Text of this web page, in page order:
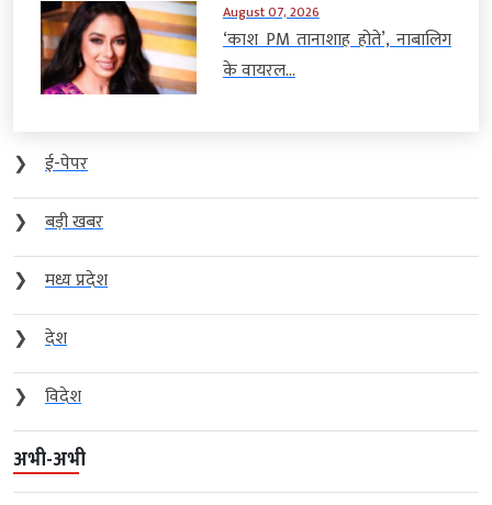
August 07, 2026
‘काश PM तानाशाह होते’, नाबालिग
के वायरल...
❯
ई-पेपर
❯
बड़ी खबर
❯
मध्य प्रदेश
❯
देश
❯
विदेश
अभी-अभी